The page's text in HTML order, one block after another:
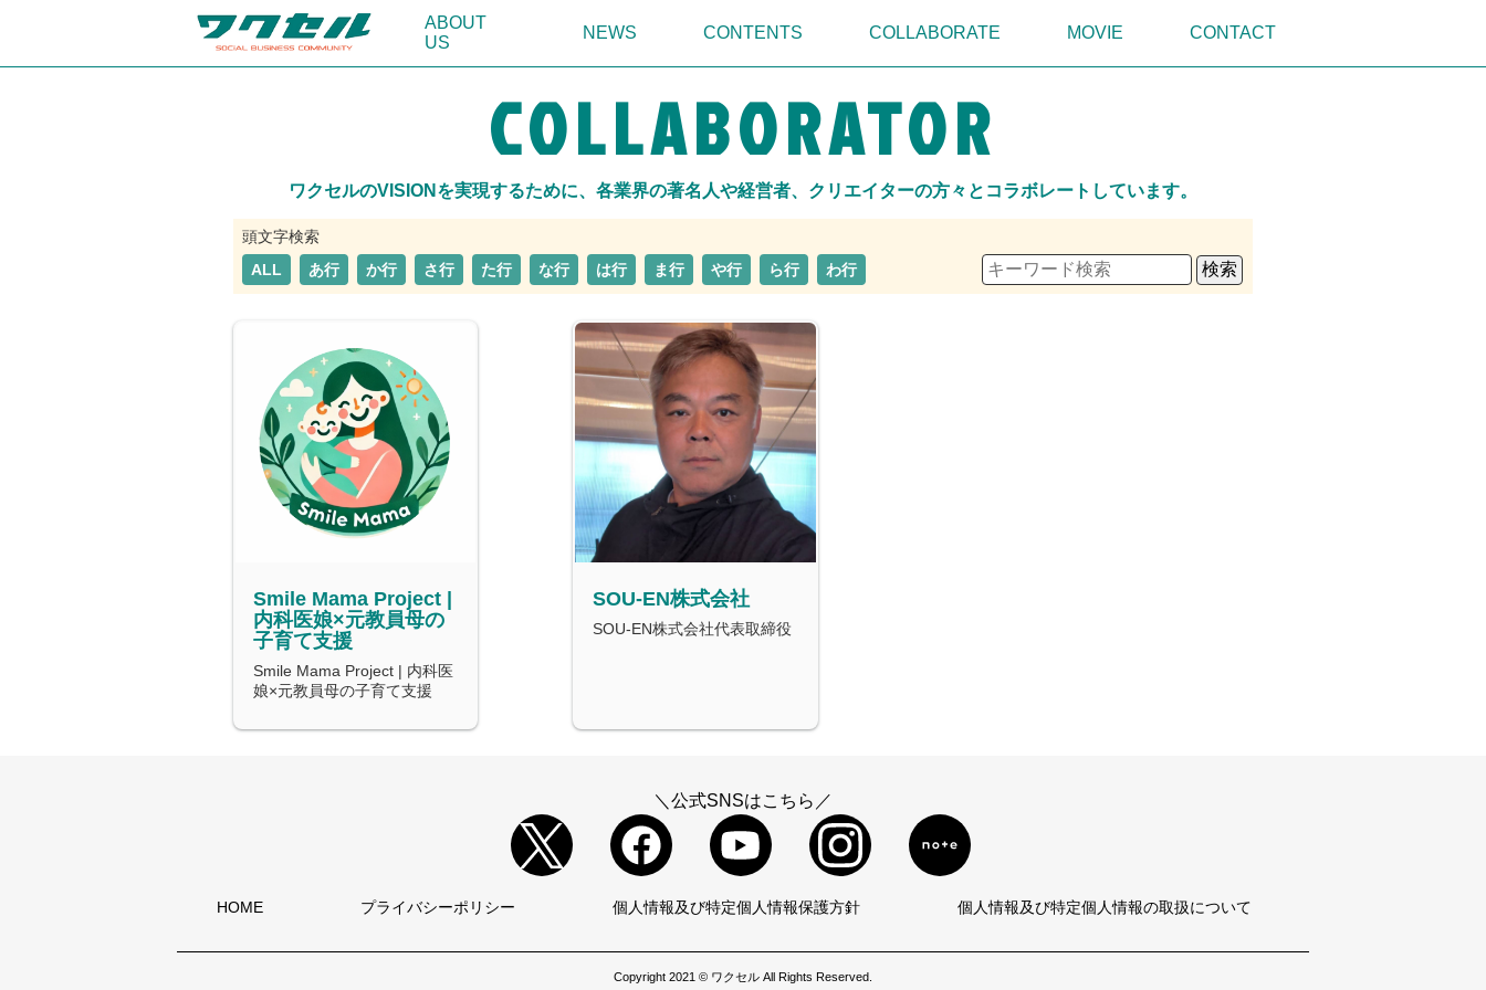
ABOUT
US
NEWS CONTENTS COLLABORATE MOVIE CONTACT
COLLABORATOR
ワクセルのVISIONを実現するために、各業界の著名人や経営者、クリエイターの方々とコラボレートしています。
ALL あ行 か行 さ行 た行 な行 は行 ま行 や行 ら行 わ行
Smile Mama Project |
内科医娘×元教員母の
子育て支援
Smile Mama Project | 内科医
娘×元教員母の子育て支援
SOU-EN株式会社
SOU-EN株式会社代表取締役
＼公式SNSはこちら／
HOME プライバシーポリシー 個人情報及び特定個人情報保護方針 個人情報及び特定個人情報の取扱について
Copyright 2021 © ワクセル All Rights Reserved.